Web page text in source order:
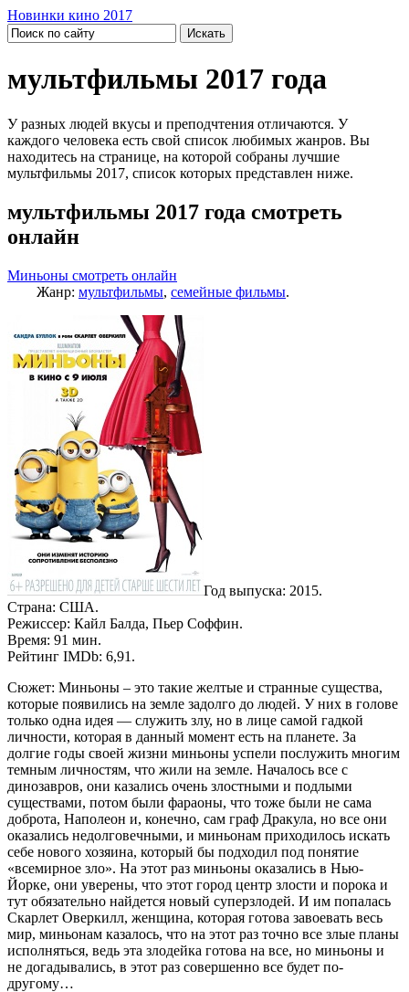
Новинки кино 2017
мультфильмы 2017 года
У разных людей вкусы и преподчтения отличаются. У
каждого человека есть свой список любимых жанров. Вы
находитесь на странице, на которой собраны лучшие
мультфильмы 2017, список которых представлен ниже.
мультфильмы 2017 года смотреть
онлайн
Миньоны смотреть онлайн
Жанр: мультфильмы, семейные фильмы.
Год выпуска: 2015.
Страна: США.
Режиссер: Кайл Балда, Пьер Соффин.
Время: 91 мин.
Рейтинг IMDb: 6,91.
Сюжет: Миньоны – это такие желтые и странные существа,
которые появились на земле задолго до людей. У них в голове
только одна идея — служить злу, но в лице самой гадкой
личности, которая в данный момент есть на планете. За
долгие годы своей жизни миньоны успели послужить многим
темным личностям, что жили на земле. Началось все с
динозавров, они казались очень злостными и подлыми
существами, потом были фараоны, что тоже были не сама
доброта, Наполеон и, конечно, сам граф Дракула, но все они
оказались недолговечными, и миньонам приходилось искать
себе нового хозяина, который бы подходил под понятие
«всемирное зло». На этот раз миньоны оказались в Нью-
Йорке, они уверены, что этот город центр злости и порока и
тут обязательно найдется новый суперзлодей. И им попалась
Скарлет Оверкилл, женщина, которая готова завоевать весь
мир, миньонам казалось, что на этот раз точно все злые планы
исполняться, ведь эта злодейка готова на все, но миньоны и
не догадывались, в этот раз совершенно все будет по-
другому…